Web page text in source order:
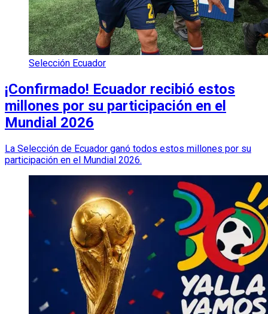
Selección Ecuador
¡Confirmado! Ecuador recibió estos
millones por su participación en el
Mundial 2026
La Selección de Ecuador ganó todos estos millones por su
participación en el Mundial 2026.